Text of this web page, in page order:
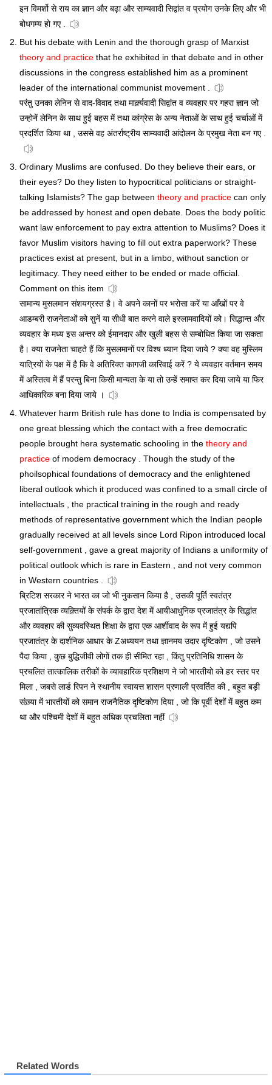
इन विमर्शो से राय का ज्ञान और बढ़ा और साम्यवादी सिद्वांत व प्रयोग उनके लिए और भी
बोधगम्य हो गए .
But his debate with Lenin and the thorough grasp of Marxist
theory and practice that he exhibited in that debate and in other
discussions in the congress established him as a prominent
leader of the international communist movement .
परंतु उनका लेनिन से वाद-विवाद तथा मार्क़्यवादी सिद्वांत व व्यवहार पर गहरा ज्ञान जो
उन्होनें लेनिन के साथ हुई बहस में तथा कांग्रेस के अन्य नेताओं के साथ हुई चर्चाओं में
प्रदर्शित किया था , उससे वह अंतर्राष्ट्रीय साम्यवादी आंदोलन के प्रमुख नेता बन गए .
Ordinary Muslims are confused. Do they believe their ears, or
their eyes? Do they listen to hypocritical politicians or straight-
talking Islamists? The gap between theory and practice can only
be addressed by honest and open debate. Does the body politic
want law enforcement to pay extra attention to Muslims? Does it
favor Muslim visitors having to fill out extra paperwork? These
practices exist at present, but in a limbo, without sanction or
legitimacy. They need either to be ended or made official.
Comment on this item
सामान्य मुसलमान संशयग्रस्त है। वे अपने कानों पर भरोसा करें या आँखों पर वे
आडम्बरी राजनेताओं को सुनें या सीधी बात करने वाले इस्लामवादियों को। सिद्धान्त और
व्यवहार के मध्य इस अन्तर को ईमानदार और खुली बहस से सम्बोधित किया जा सकता
है। क्या राजनेता चाहते हैं कि मुसलमानों पर विश्ष ध्यान दिया जाये ? क्या वह मुस्लिम
यात्रियों के पक्ष में है कि वे अतिरिक्त कागजी कारिवाई करें ? ये व्यवहार वर्तमान समय
में अस्तित्व में हैं परन्तु बिना किसी मान्यता के या तो उन्हें समाप्त कर दिया जाये या फिर
आधिकारिक बना दिया जाये ।
Whatever harm British rule has done to India is compensated by
one great blessing which the contact with a free democratic
people brought hera systematic schooling in the theory and
practice of modem democracy . Though the study of the
phoilsophical foundations of democracy and the enlightened
liberal outlook which it produced was confined to a small circle of
intellectuals , the practical training in the rough and ready
methods of representative government which the Indian people
gradually received at all levels since Lord Ripon introduced local
self-government , gave a great majority of Indians a uniformity of
political outlook which is rare in Eastern , and not very common
in Western countries .
ब्रिटिश सरकार ने भारत का जो भी नुकसान किया है , उसकी पूर्ति स्वतंत्र
प्रजातांत्रिक व्यक़्तियों के संपर्क के द्वारा देश में आयीआधुनिक प्रजातंत्र के सिद्धांत
और व्यवहार की सुव्यवस्थित शिक्षा के द्वारा एक आर्शीवाद के रूप में हुई यद्यपि
प्रजातंत्र के दार्शनिक आधार के Zअध्ययन तथा ज्ञानमय उदार दृष्टिकोण , जो उसने
पैदा किया , कुछ बुद्धिजीवी लोगों तक ही सीमित रहा , किंतु प्रतिनिधि शासन के
प्रचलित तात्कालिक तरीकों के व्यावहारिक प्रशिक्षण ने जो भारतीयो को हर स्तर पर
मिला , जबसे लार्ड रिपन ने स्थानीय स्वायत्त शासन प्रणाली प्रवर्तित की , बहुत बड़ी
संख़्या में भारतीयों को समान राजनैतिक दृष्टिकोण दिया , जो कि पूर्वी देशों में बहुत कम
था और पश्चिमी देशों में बहुत अधिक प्रचलिता नहीं
Related Words